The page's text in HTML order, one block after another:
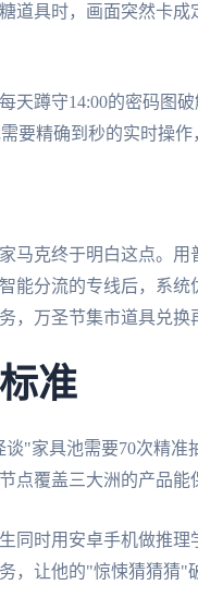
道具时，画面突然卡
天蹲守14:00的密码图
要精确到秒的实时操
马克终于明白这点。
能分流的专线后，系
，万圣节集市道具兑换
准
"家具池需要70次精准
覆盖三大洲的产品能
同时用安卓手机做推理
，让他的"惊悚猜猜猜"